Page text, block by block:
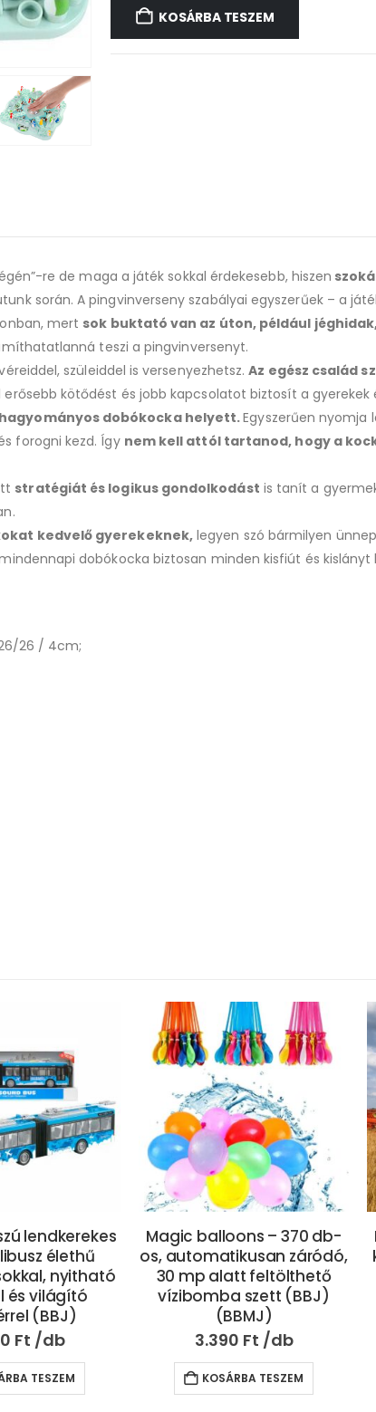
KOSÁRBA TESZEM
re de maga a játék sokkal érdekesebb, hiszen
során. A pingvinverseny szabályai egyszerűek – a
mert sok buktató van az úton, például
teszi a pingvinversenyt.
szüleiddel is versenyezhetsz.Az egész család
kötődést és jobb kapcsolatot biztosít a gyerekek
dobókocka helyett.Egyszerűen nyomja
forogni kezd. Így nem kell attól tartanod, hogy a
stratégiát és logikus gondolkodást is tanít a
kedvelő gyerekeknek,legyen szó bármilyen
dobókocka biztosan minden kisfiút és kislányt
26 / 4cm;
– 370 db-
záródó,
feltölthető
szett (BBJ)
Ft
TESZEM
Nagy méretű élethű játék
kombájn, aratógép – zöld
színben – 25 cm (BBMJ)
4.990Ft
KOSÁRBA TESZEM